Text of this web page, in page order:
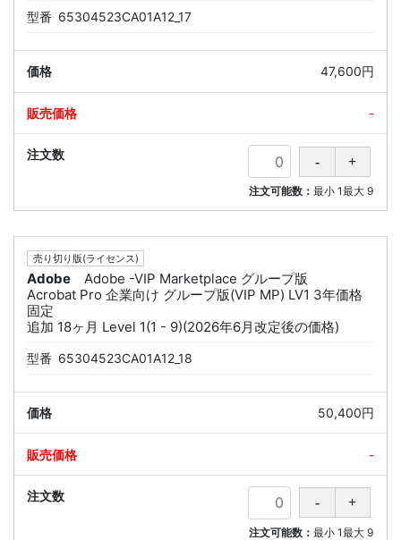
型番 65304523CA01A12_17
47,600円
-
注文可能数：最小 1最大 9
売り切り版(ライセンス)
Adobe
Adobe -VIP Marketplace グループ版
Acrobat Pro 企業向け グループ版(VIP MP) LV1 3年価格
固定
追加 18ヶ月 Level 1(1 - 9)(2026年6月改定後の価格)
型番 65304523CA01A12_18
50,400円
-
注文可能数：最小 1最大 9